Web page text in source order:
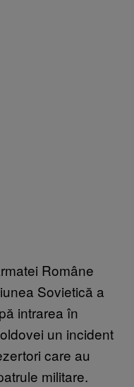
Române
Sovietică a
intrarea în
un incident
care au
militare.